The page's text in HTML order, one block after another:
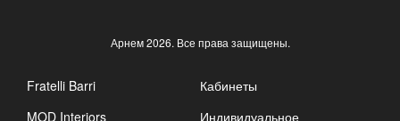
Арнем2026. Все права защищены.
Fratelli Barri
MOD Interiors
Кабинеты
Индивидуальное